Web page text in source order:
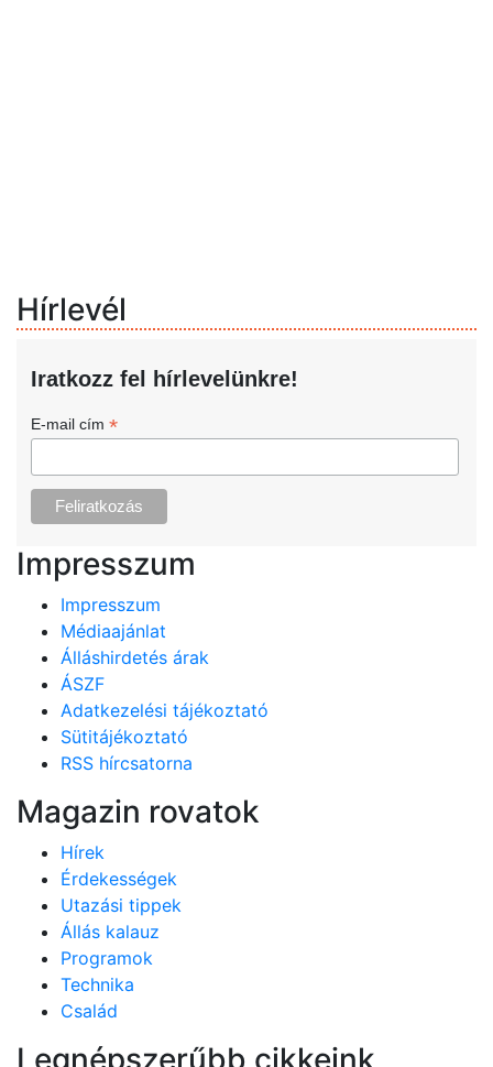
Hírlevél
Iratkozz fel hírlevelünkre!
E-mail cím *
Impresszum
Impresszum
Médiaajánlat
Álláshirdetés árak
ÁSZF
Adatkezelési tájékoztató
Sütitájékoztató
RSS hírcsatorna
Magazin rovatok
Hírek
Érdekességek
Utazási tippek
Állás kalauz
Programok
Technika
Család
Legnépszerűbb cikkeink